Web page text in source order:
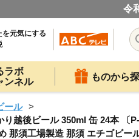
令
元気にする
ラボ
ンネル
ものから
ール
り越後ビール 350ml 缶 24本
那須工場製造 那須 エチゴビ